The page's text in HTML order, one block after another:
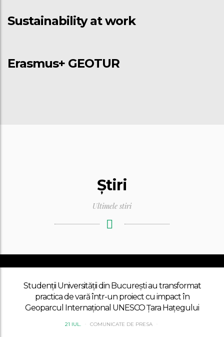
Sustainability at work
Erasmus+ GEOTUR
Știri
Ultimele stiri
Studenții Universității din București au transformat
practica de vară într-un proiect cu impact în
Geoparcul Internațional UNESCO Țara Hațegului
21 IUL. COMUNICATE DE PRESA